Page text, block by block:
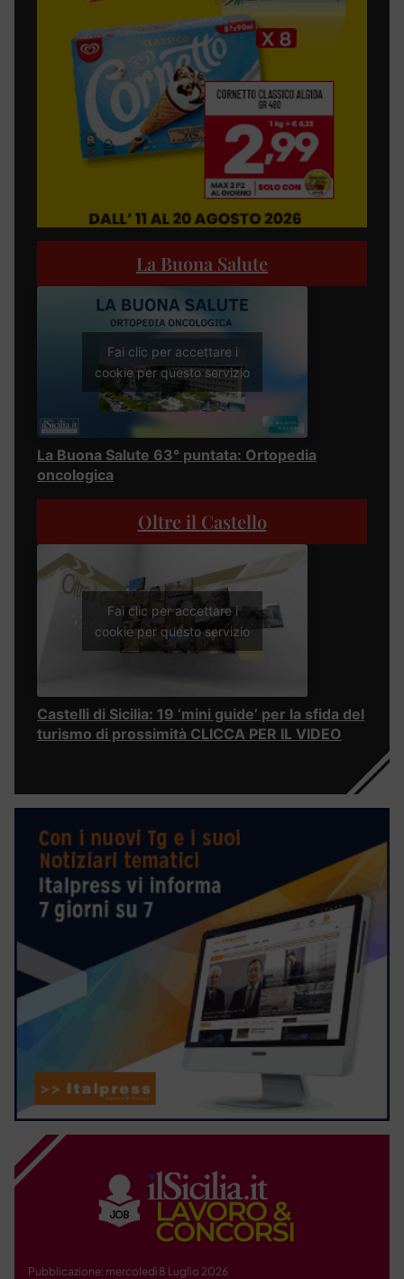
La Buona Salute
Fai clic per accettare i
cookie per questo servizio
La Buona Salute 63° puntata: Ortopedia
oncologica
Oltre il Castello
Fai clic per accettare i
cookie per questo servizio
Castelli di Sicilia: 19 ‘mini guide’ per la sfida del
turismo di prossimità CLICCA PER IL VIDEO
Pubblicazione: mercoledì 8 Luglio 2026